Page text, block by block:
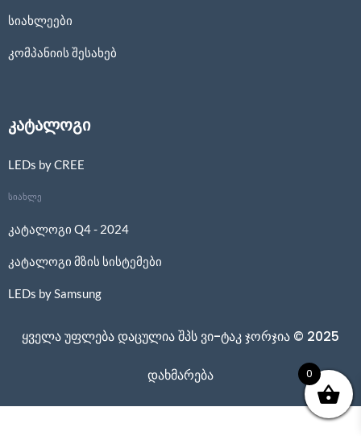
სიახლეები
კომპანიის შესახებ
კატალოგი
LEDs by CREE
სიახლე
კატალოგი Q4 - 2024
კატალოგი მზის სისტემები
LEDs by Samsung
ყველა უფლება დაცულია შპს ვი-ტაკ ჯორჯია © 2025
დახმარება 0